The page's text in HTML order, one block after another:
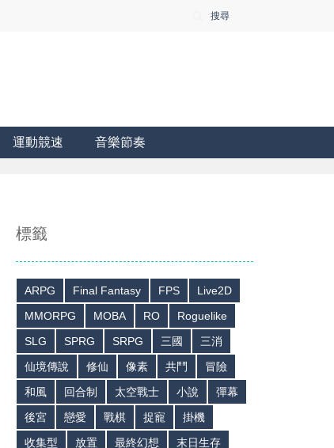
搜尋
運動競速 音樂節奏
標籤
ARPG Final Fantasy FPS
Live2D
MMORPG
MOBA RO
Roguelike
SLG
SPRG SRPG 三國
三消
仙境傳說
修仙 像素 共鬥
冒險
和風
回合制 太空戰士 小說
彈幕
後宮
戀愛 戰棋 捉寵
掛機
收集型
放置 最終幻想
末日生存